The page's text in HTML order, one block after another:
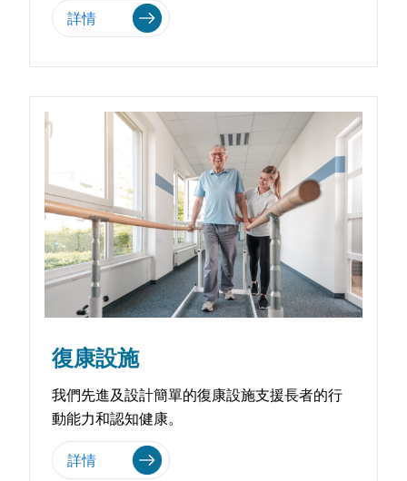
詳情
復康設施
我們先進及設計簡單的復康設施支援長者的行
動能力和認知健康。
詳情